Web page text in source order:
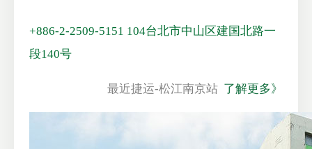
+886-2-2509-5151 104台北市中山区建国北路一
段140号
最近捷运-松江南京站 了解更多》